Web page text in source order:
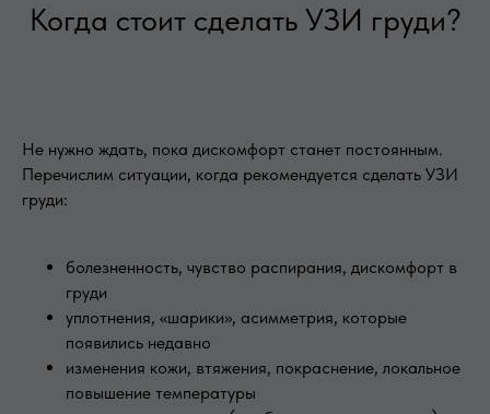
Когда стоит сделать УЗИ груди?
Не нужно ждать, пока дискомфорт станет постоянным.
Перечислим ситуации, когда рекомендуется сделать УЗИ
груди:
болезненность, чувство распирания, дискомфорт в
груди
уплотнения, «шарики», асимметрия, которые
появились недавно
изменения кожи, втяжения, покраснение, локальное
повышение температуры